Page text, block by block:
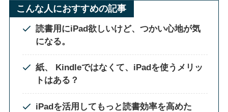
こんな人におすすめの記事
読書用にiPad欲しいけど、つかい心地が気
になる。
紙、 Kindleではなくて、iPadを使うメリッ
トはある？
iPadを活用してもっと読書効率を高めた